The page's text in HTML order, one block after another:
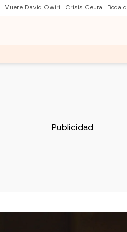
Muere David Owiri Crisis Ceuta Boda